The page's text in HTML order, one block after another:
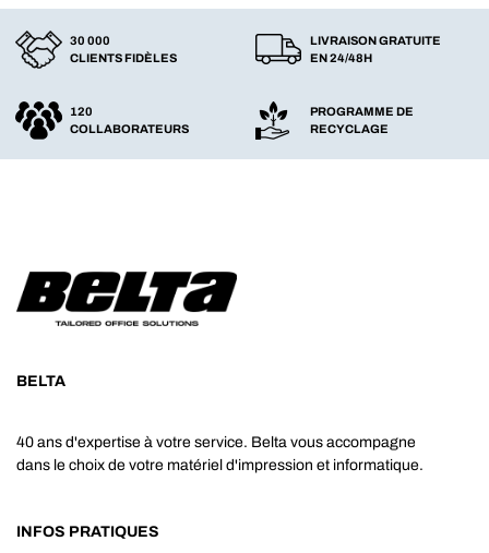
30 000
CLIENTS FIDÈLES
LIVRAISON GRATUITE
EN 24/48H
120
COLLABORATEURS
PROGRAMME DE
RECYCLAGE
BELTA
40 ans d'expertise à votre service. Belta vous accompagne
dans le choix de votre matériel d'impression et informatique.
INFOS PRATIQUES